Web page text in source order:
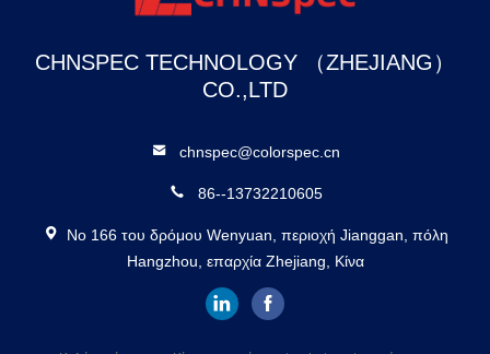
CHNSPEC TECHNOLOGY （ZHEJIANG）
CO.,LTD
chnspec@colorspec.cn
86--13732210605
Νο 166 του δρόμου Wenyuan, περιοχή Jianggan, πόλη
Hangzhou, επαρχία Zhejiang, Κίνα